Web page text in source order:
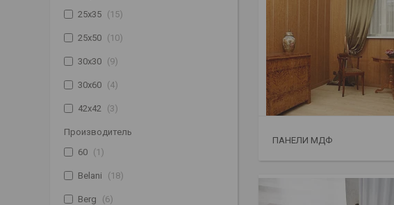
ПАНЕЛИ МДФ
25х35
15
25х50 10
30х30 9
30х60 4
42х42 3
Производитель
60
1
Belani 18
Berg 6